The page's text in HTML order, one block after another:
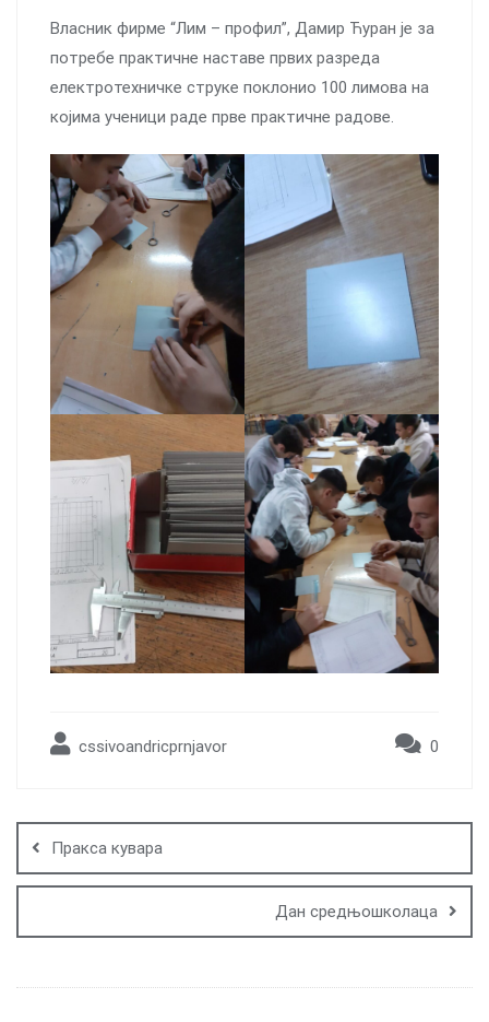
Власник фирме “Лим – профил”, Дамир Ћуран је за
потребе практичне наставе првих разреда
електротехничке струке поклонио 100 лимова на
којима ученици раде прве практичне радове.
cssivoandricprnjavor 0
navigation
Пракса кувара
Дан средњошколаца